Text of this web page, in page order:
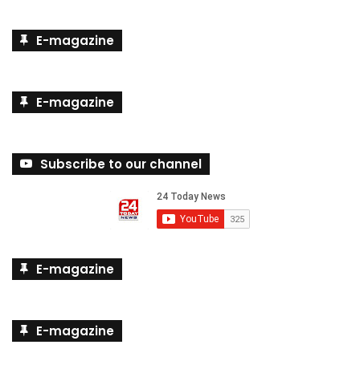
E-magazine
E-magazine
Subscribe to our channel
E-magazine
E-magazine